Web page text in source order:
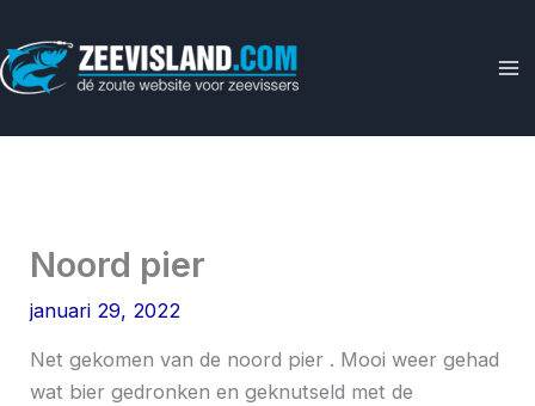
naar
de
Noord pier
januari 29, 2022
Net gekomen van de noord pier . Mooi weer gehad
wat bier gedronken en geknutseld met de